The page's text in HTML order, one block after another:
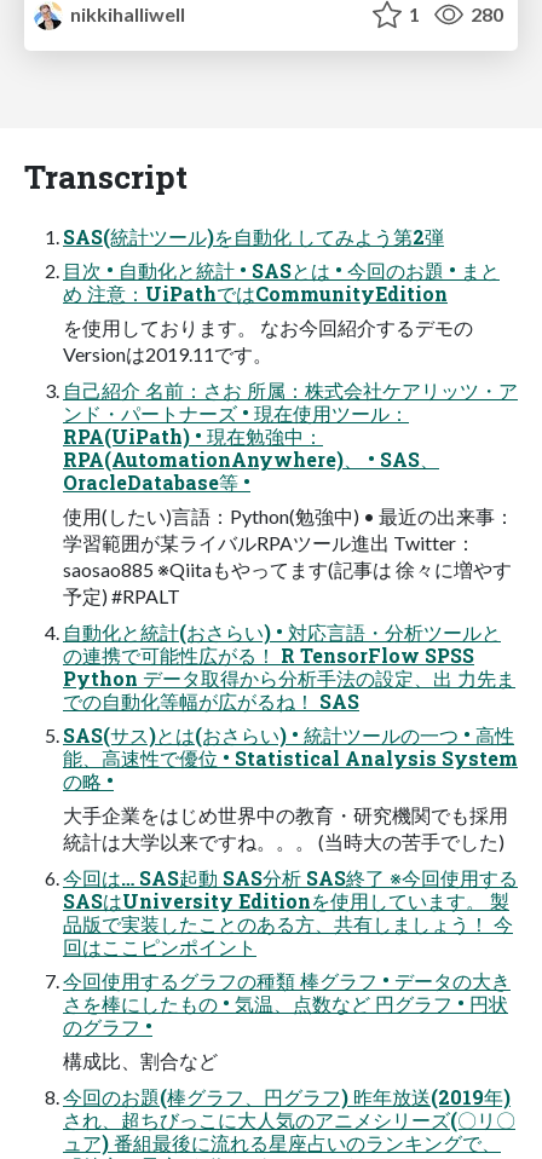
nikkihalliwell
1 280
Transcript
SAS(統計ツール)を自動化 してみよう第2弾
目次 • 自動化と統計 • SASとは • 今回のお題 • まと
め 注意：UiPathではCommunityEdition
を使用しております。 なお今回紹介するデモの
Versionは2019.11です。
自己紹介 名前：さお 所属：株式会社ケアリッツ・ア
ンド・パートナーズ • 現在使用ツール：
RPA(UiPath) • 現在勉強中：
RPA(AutomationAnywhere)、 • SAS、
OracleDatabase等 •
使用(したい)言語：Python(勉強中) • 最近の出来事：
学習範囲が某ライバルRPAツール進出 Twitter：
saosao885 ※Qiitaもやってます(記事は 徐々に増やす
予定) #RPALT
自動化と統計(おさらい) • 対応言語・分析ツールと
の連携で可能性広がる！ R TensorFlow SPSS
Python データ取得から分析手法の設定、出 力先ま
での自動化等幅が広がるね！ SAS
SAS(サス)とは(おさらい) • 統計ツールの一つ • 高性
能、高速性で優位 • Statistical Analysis System
の略 •
大手企業をはじめ世界中の教育・研究機関でも採用
統計は大学以来ですね。。。 (当時大の苦手でした)
今回は… SAS起動 SAS分析 SAS終了 ※今回使用する
SASはUniversity Editionを使用しています。 製
品版で実装したことのある方、共有しましょう！ 今
回はここピンポイント
今回使用するグラフの種類 棒グラフ • データの大き
さを棒にしたもの • 気温、点数など 円グラフ • 円状
のグラフ •
構成比、割合など
今回のお題(棒グラフ、円グラフ) 昨年放送(2019年)
され、超ちびっこに大人気のアニメシリーズ(〇リ〇
ュア) 番組最後に流れる星座占いのランキングで、